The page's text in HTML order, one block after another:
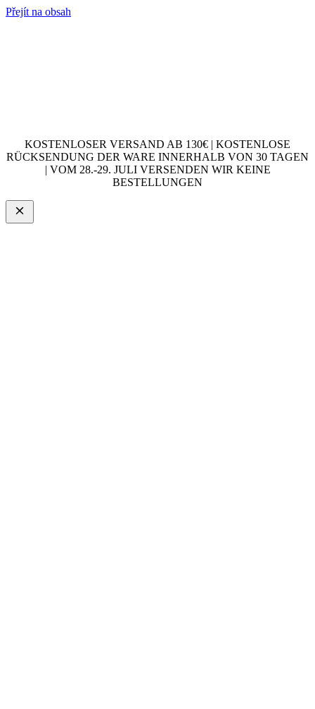
Přejít na obsah
KOSTENLOSER VERSAND AB 130€ | KOSTENLOSE
RÜCKSENDUNG DER WARE INNERHALB VON 30 TAGEN
| VOM 28.-29. JULI VERSENDEN WIR KEINE
BESTELLUNGEN